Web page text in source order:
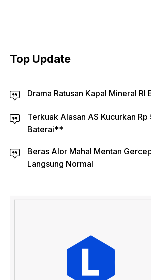
Top Update
Drama Ratusan Kapal Mineral RI
Terkuak Alasan AS Kucurkan Rp
Baterai**
Beras Alor Mahal Mentan
Langsung Normal